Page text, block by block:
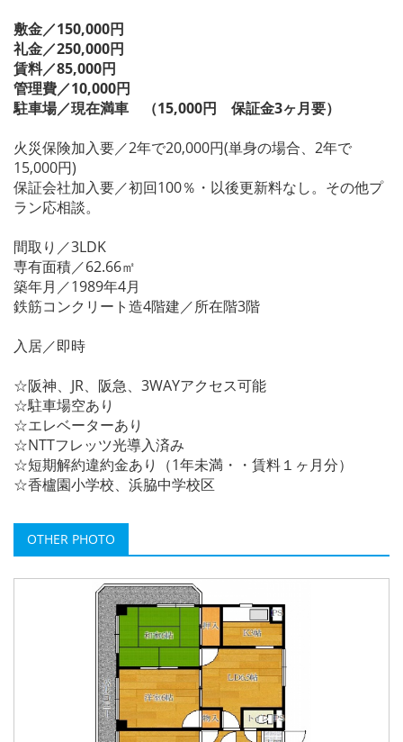
敷金／150,000円
礼金／250,000円
賃料／85,000円
管理費／10,000円
駐車場／現在満車 （15,000円 保証金3ヶ月要）
火災保険加入要／2年で20,000円(単身の場合、2年で
15,000円)
保証会社加入要／初回100％・以後更新料なし。その他プ
ラン応相談。
間取り／3LDK
専有面積／62.66㎡
築年月／1989年4月
鉄筋コンクリート造4階建／所在階3階
入居／即時
☆阪神、JR、阪急、3WAYアクセス可能
☆駐車場空あり
☆エレベーターあり
☆NTTフレッツ光導入済み
☆短期解約違約金あり（1年未満・・賃料１ヶ月分）
☆香櫨園小学校、浜脇中学校区
OTHER PHOTO